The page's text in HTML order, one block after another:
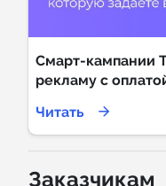
Аналитика
Смарт-кампании
рекламу с
Читать
Заказчикам